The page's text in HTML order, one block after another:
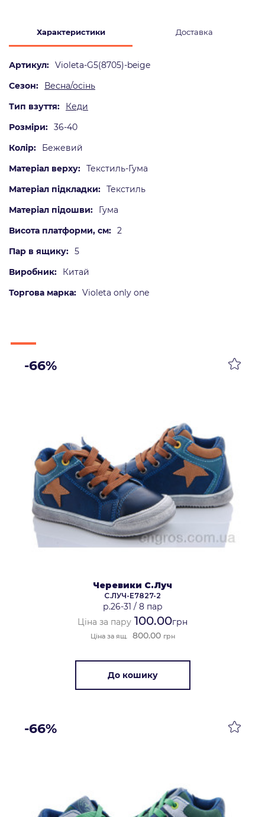
Характеристики Доставка
Артикул: Violeta-G5(8705)-beige
Сезон:
Весна/осінь
Тип взуття:
Кеди
Розміри: 36-40
Колір:
Бежевий
Матеріал верху: Текстиль-Гума
Mатеріал підкладки: Текстиль
Матеріал підошви:
Гума
Висота платформи, см: 2
Пар в ящику: 5
Виробник:
Китай
Торгова марка: Violeta only one
-66%
Черевики С.Луч
С.ЛУЧ-E7827-2
р.26-31 / 8 пар
Ціна за пару 100.00грн
Ціна за ящ. 800.00 грн
До кошику
-66%